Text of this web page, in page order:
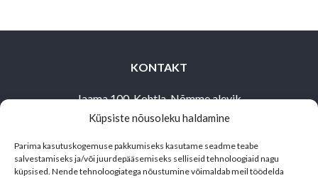
Küpsiste nõusoleku haldamine
Parima kasutuskogemuse pakkumiseks kasutame seadme teabe
salvestamiseks ja/või juurdepääsemiseks selliseid tehnoloogiaid nagu
küpsised. Nende tehnoloogiatega nõustumine võimaldab meil töödelda
KONTAKT
Jaama 100, Kohtla-Nõmme alevik
Toila vald,
30503 Ida-Virumaa
alutaguse@matkaklubi.ee